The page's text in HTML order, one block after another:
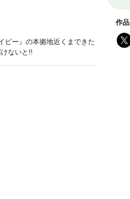
作
ー』の本拠地近くまできた
ないと!!